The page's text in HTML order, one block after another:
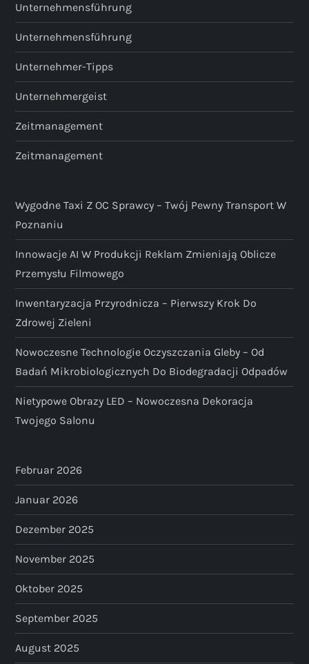
Unternehmensführung
Unternehmensführung
Unternehmer-Tipps
Unternehmergeist
Zeitmanagement
Zeitmanagement
Wygodne Taxi Z OC Sprawcy – Twój Pewny Transport W
Poznaniu
Innowacje AI W Produkcji Reklam Zmieniają Oblicze
Przemysłu Filmowego
Inwentaryzacja Przyrodnicza – Pierwszy Krok Do
Zdrowej Zieleni
Nowoczesne Technologie Oczyszczania Gleby – Od
Badań Mikrobiologicznych Do Biodegradacji Odpadów
Nietypowe Obrazy LED – Nowoczesna Dekoracja
Twojego Salonu
Februar 2026
Januar 2026
Dezember 2025
November 2025
Oktober 2025
September 2025
August 2025